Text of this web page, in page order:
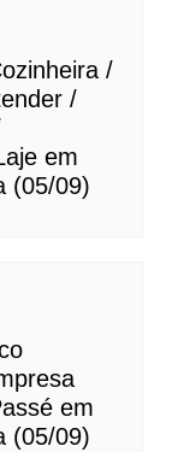
/
/
em
(05/09)
em
(05/09)